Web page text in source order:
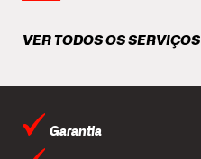
VER TODOS OS SERVIÇOS
Garantia